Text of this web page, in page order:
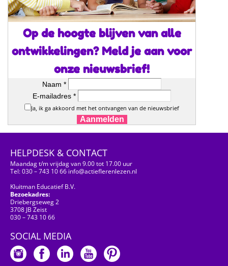
Op de hoogte blijven van alle
ontwikkelingen? Meld je aan voor
onze nieuwsbrief!
Naam *
E-mailadres *
Ja, ik ga akkoord met het ontvangen van de nieuwsbrief
Aanmelden
HELPDESK & CONTACT
Maandag t/m vrijdag van 9.00 tot 17.00 uur
Tel: 030 – 743 10 66 info@actieflerenlezen.nl
Kluitman Educatief B.V.
Bezoekadres:
Driebergseweg 2
3708 JB Zeist
030 – 743 10 66
SOCIAL MEDIA